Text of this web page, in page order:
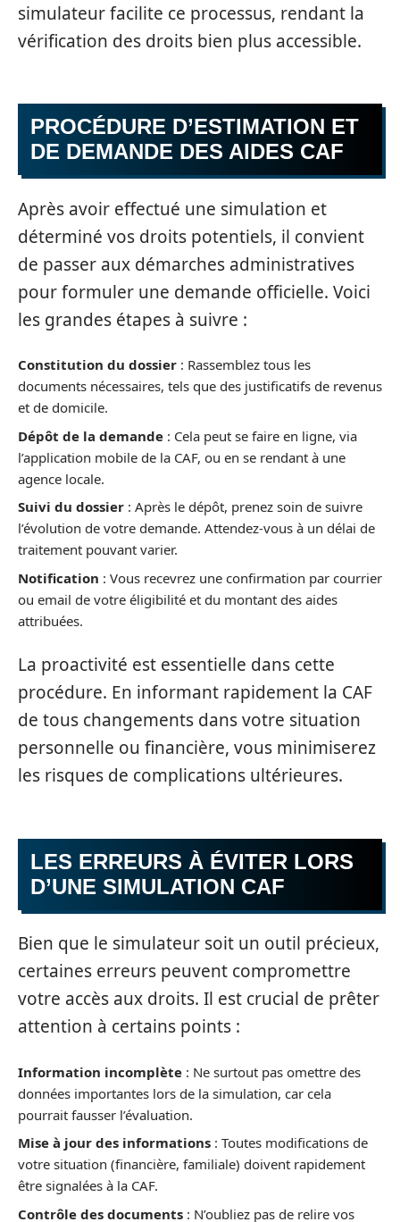
simulateur facilite ce processus, rendant la
vérification des droits bien plus accessible.
PROCÉDURE D’ESTIMATION ET
DE DEMANDE DES AIDES CAF
Après avoir effectué une simulation et
déterminé vos droits potentiels, il convient
de passer aux démarches administratives
pour formuler une demande officielle. Voici
les grandes étapes à suivre :
Constitution du dossier : Rassemblez tous les
documents nécessaires, tels que des justificatifs de revenus
et de domicile.
Dépôt de la demande : Cela peut se faire en ligne, via
l’application mobile de la CAF, ou en se rendant à une
agence locale.
Suivi du dossier : Après le dépôt, prenez soin de suivre
l’évolution de votre demande. Attendez-vous à un délai de
traitement pouvant varier.
Notification : Vous recevrez une confirmation par courrier
ou email de votre éligibilité et du montant des aides
attribuées.
La proactivité est essentielle dans cette
procédure. En informant rapidement la CAF
de tous changements dans votre situation
personnelle ou financière, vous minimiserez
les risques de complications ultérieures.
LES ERREURS À ÉVITER LORS
D’UNE SIMULATION CAF
Bien que le simulateur soit un outil précieux,
certaines erreurs peuvent compromettre
votre accès aux droits. Il est crucial de prêter
attention à certains points :
Information incomplète : Ne surtout pas omettre des
données importantes lors de la simulation, car cela
pourrait fausser l’évaluation.
Mise à jour des informations : Toutes modifications de
votre situation (financière, familiale) doivent rapidement
être signalées à la CAF.
Contrôle des documents : N’oubliez pas de relire vos